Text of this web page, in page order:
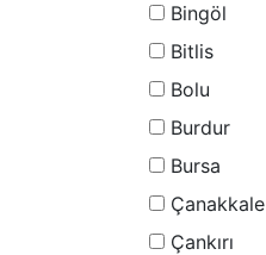
Bingöl
Bitlis
Bolu
Burdur
Bursa
Çanakkale
Çankırı